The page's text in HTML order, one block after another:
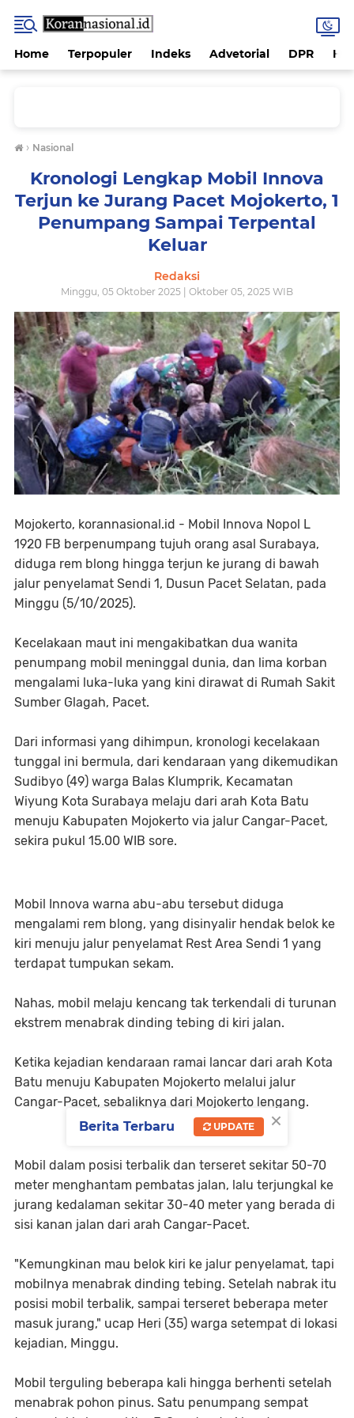
Home Terpopuler Indeks Advetorial DPR
› Nasional
Kronologi Lengkap Mobil Innova
Terjun ke Jurang Pacet Mojokerto, 1
Penumpang Sampai Terpental
Keluar
Redaksi
Minggu, 05 Oktober 2025 | Oktober 05, 2025 WIB
Mojokerto, korannasional.id - Mobil Innova Nopol L
1920 FB berpenumpang tujuh orang asal Surabaya,
diduga rem blong hingga terjun ke jurang di bawah
jalur penyelamat Sendi 1, Dusun Pacet Selatan, pada
Minggu (5/10/2025).
Kecelakaan maut ini mengakibatkan dua wanita
penumpang mobil meninggal dunia, dan lima korban
mengalami luka-luka yang kini dirawat di Rumah Sakit
Sumber Glagah, Pacet.
Dari informasi yang dihimpun, kronologi kecelakaan
tunggal ini bermula, dari kendaraan yang dikemudikan
Sudibyo (49) warga Balas Klumprik, Kecamatan
Wiyung Kota Surabaya melaju dari arah Kota Batu
menuju Kabupaten Mojokerto via jalur Cangar-Pacet,
sekira pukul 15.00 WIB sore.
Mobil Innova warna abu-abu tersebut diduga
mengalami rem blong, yang disinyalir hendak belok ke
kiri menuju jalur penyelamat Rest Area Sendi 1 yang
terdapat tumpukan sekam.
Nahas, mobil melaju kencang tak terkendali di turunan
ekstrem menabrak dinding tebing di kiri jalan.
Ketika kejadian kendaraan ramai lancar dari arah Kota
Batu menuju Kabupaten Mojokerto melalui jalur
Cangar-Pacet, sebaliknya dari Mojokerto lengang.
Mobil dalam posisi terbalik dan terseret sekitar 50-70
meter menghantam pembatas jalan, lalu terjungkal ke
jurang kedalaman sekitar 30-40 meter yang berada di
sisi kanan jalan dari arah Cangar-Pacet.
"Kemungkinan mau belok kiri ke jalur penyelamat, tapi
mobilnya menabrak dinding tebing. Setelah nabrak itu
posisi mobil terbalik, sampai terseret beberapa meter
masuk jurang," ucap Heri (35) warga setempat di lokasi
kejadian, Minggu.
Mobil terguling beberapa kali hingga berhenti setelah
menabrak pohon pinus. Satu penumpang sempat
×
Berita Terbaru UPDATE